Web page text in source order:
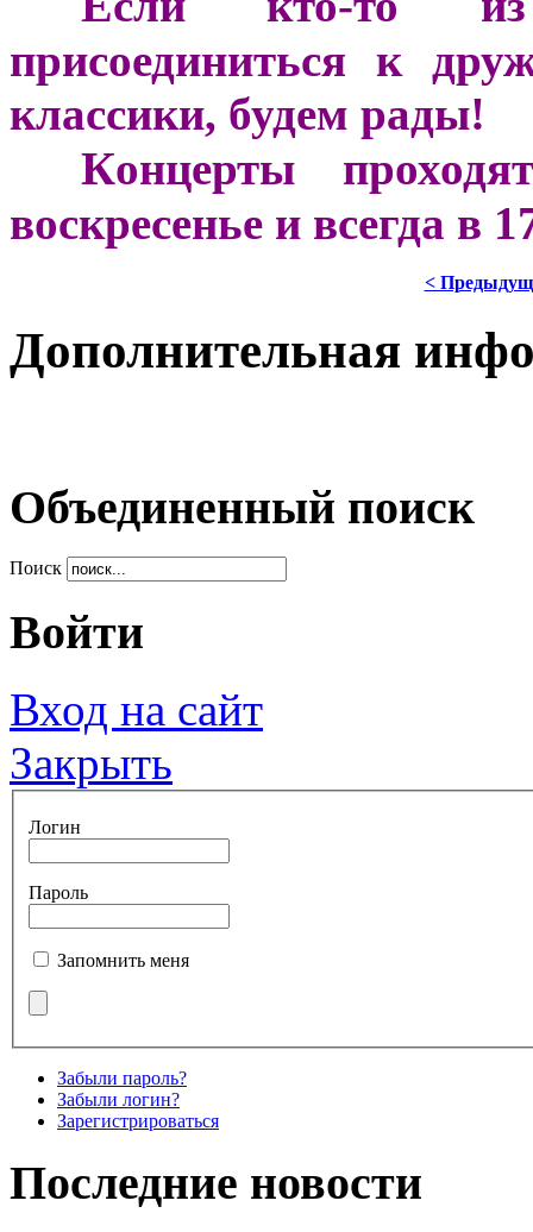
присоединиться к
классики, будем рады!
Концерты
воскресенье и всегда в
<
Дополнительная
Объединенный поиск
Поиск
Войти
Вход на сайт
Закрыть
Логин
Пароль
Запомнить меня
Забыли пароль?
Забыли логин?
Зарегистрироваться
Последние новости